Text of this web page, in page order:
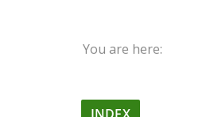
You are here: